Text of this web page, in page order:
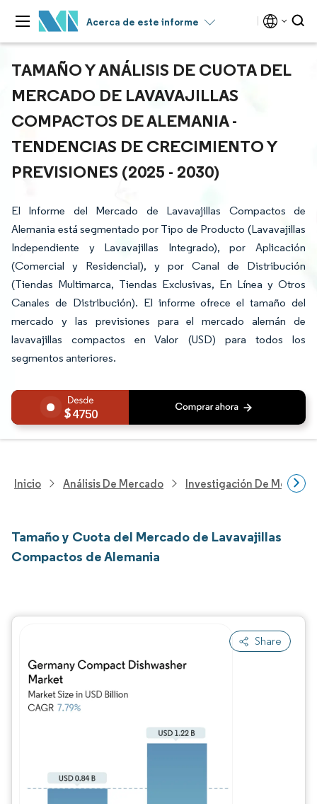
Acerca de este informe
TAMAÑO Y ANÁLISIS DE CUOTA DEL
MERCADO DE LAVAVAJILLAS
COMPACTOS DE ALEMANIA -
TENDENCIAS DE CRECIMIENTO Y
PREVISIONES (2025 - 2030)
El Informe del Mercado de Lavavajillas Compactos de
Alemania está segmentado por Tipo de Producto (Lavavajillas
Independiente y Lavavajillas Integrado), por Aplicación
(Comercial y Residencial), y por Canal de Distribución
(Tiendas Multimarca, Tiendas Exclusivas, En Línea y Otros
Canales de Distribución). El informe ofrece el tamaño del
mercado y las previsiones para el mercado alemán de
lavavajillas compactos en Valor (USD) para todos los
segmentos anteriores.
4750
Inicio Análisis De Mercado Investigación De Mejoras
Tamaño y Cuota del Mercado de Lavavajillas
Compactos de Alemania
Share